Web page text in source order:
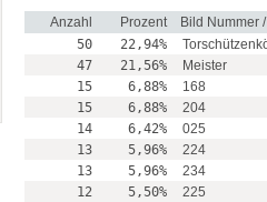
Anzahl Prozent
Bild Nummer
50
22,94%
47
21,56%
Meister
15
6,88%
168
15
6,88%
204
14
6,42%
025
13
5,96%
224
13
5,96%
234
12
5,50%
225